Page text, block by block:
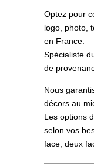
Optez pour
logo, photo,
en France.
Spécialiste
de
Nous
décors au
Les options
selon vos
face, deux